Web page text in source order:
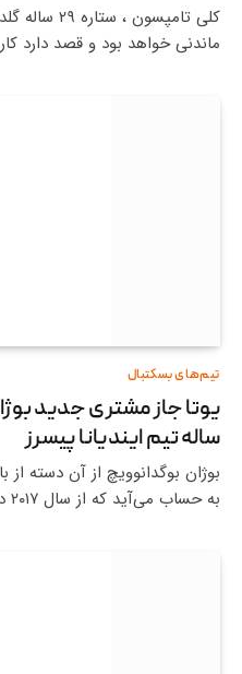
کلی
ماندنی خواهد بود و قصد دارد
تیم‌های بسکتبال
ساله تیم ایندیانا پیسرز
به حساب می‌آید که از سال ۲۰۱۷ در تیم…